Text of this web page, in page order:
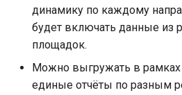
Пользовательские метрики
Аудиторные сегменты
Процедура финансового
закрытия
Перекрёстная минусовка
Яндекс Директа
динамику по каждому
будет включать данные из
площадок.
Можно выгружать в рамках
единые отчёты по разным